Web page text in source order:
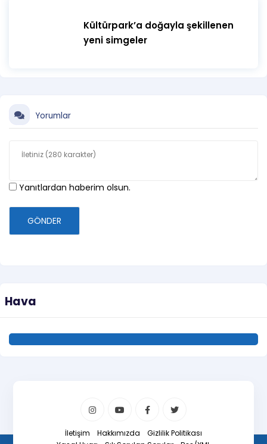
Kültürpark’a doğayla şekillenen
yeni simgeler
Yorumlar
Yanıtlardan haberim olsun.
GÖNDER
Hava
İletişim Hakkımızda
Gizlilik Politikası